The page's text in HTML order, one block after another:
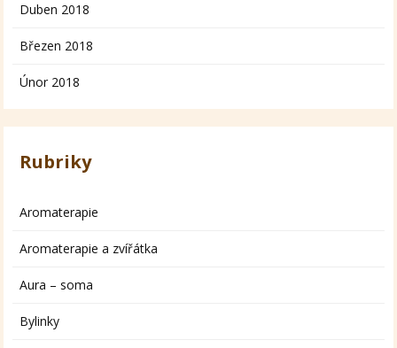
Duben 2018
Březen 2018
Únor 2018
Rubriky
Aromaterapie
Aromaterapie a zvířátka
Aura – soma
Bylinky